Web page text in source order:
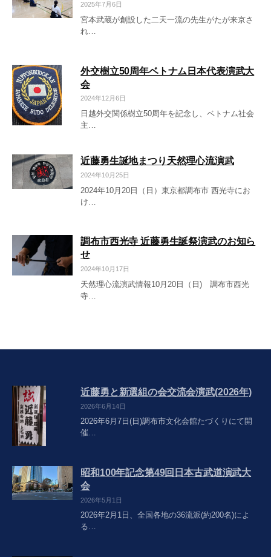
2025年7月6日
宮本武蔵が創設した二天一流の先生がたが来京さ
れ…
外交樹立50周年ベトナム日本代表演武大
会
2024年12月6日
日越外交関係樹立50周年を記念し、ベトナム社会
主…
近藤勇生誕地まつり天然理心流演武
2024年10月25日
2024年10月20日（日）東京都調布市 西光寺にお
け…
調布市西光寺 近藤勇生誕祭演武のお知ら
せ
2024年10月17日
天然理心流演武情報10月20日（日) 調布市西光
寺…
近藤勇と新選組の会交流会演武(2026年)
2026年6月14日
2026年6月7日(日)調布市文化会館たづくりにて開
催…
昭和100年記念第49回日本古武道演武大
会
2026年5月1日
2026年2月1日、全国各地の36流派(約200名)によ
る…